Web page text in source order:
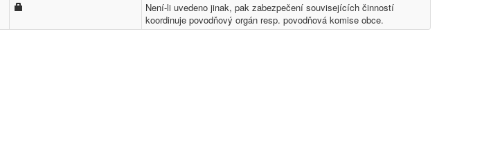
Není-li uvedeno jinak, pak zabezpečení souvisejících činností
koordinuje povodňový orgán resp. povodňová komise obce.